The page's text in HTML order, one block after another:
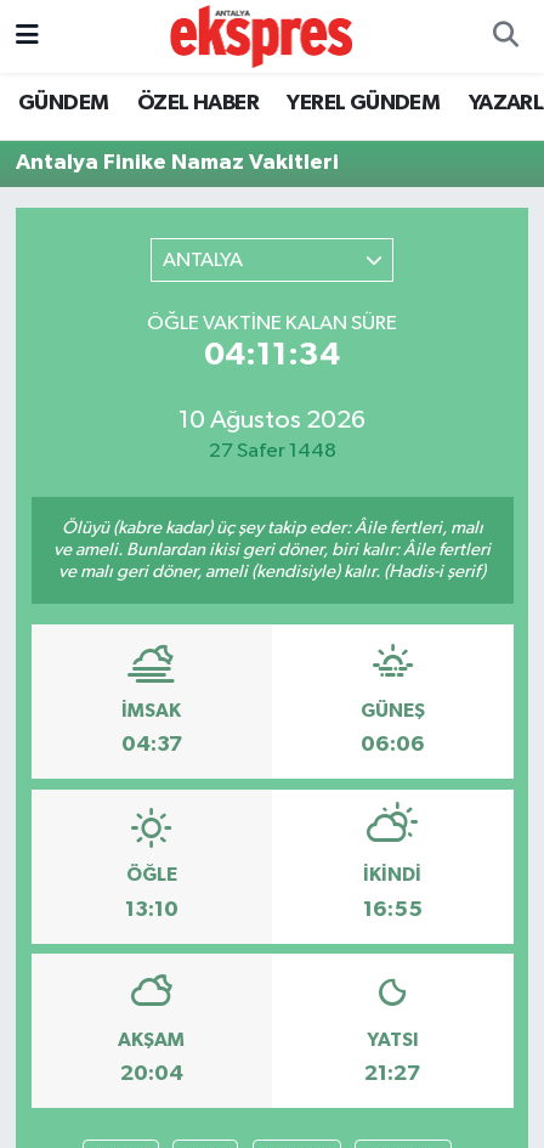
GÜNDEM ÖZEL HABER YEREL GÜNDEM
Antalya Finike Namaz Vakitleri
ANTALYA
ÖĞLE VAKTINE KALAN SÜRE
04:11:34
10 Ağustos 2026
27 Safer 1448
Ölüyü (kabre kadar) üç şey takip eder: Âile fertleri, malı
ve ameli. Bunlardan ikisi geri döner, biri kalır: Âile fertleri
ve malı geri döner, ameli (kendisiyle) kalır. (Hadis-i şerif)
İMSAK
04:37
GÜNEŞ
06:06
ÖĞLE
13:10
İKINDI
16:55
AKŞAM
20:04
YATSI
21:27
ÖZEL HABER
GÜNDEM
EKONOMİ
KÜLTÜR - SANAT
SAĞLIK
DÜNYA
TURİZM
VİDEO HABERLER
YAZARLAR
RESMİ İLAN
Nöbetçi Eczaneler
Hava Durumu
Süper Lig Puan Durumu ve Fikstür
Tüm Manşetler